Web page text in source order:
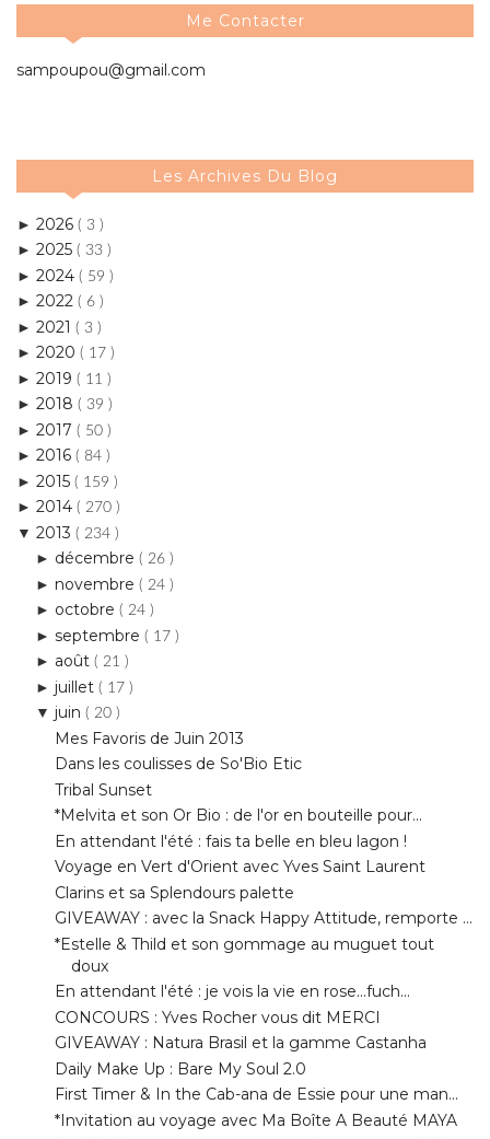
2024
► 2022 ( 6 )
► 2021 ( 3 )
► 2020( 17 )
► 2019 ( 11 )
► 2018( 39 )
► 2017 ( 50 )
► 2016 ( 84 )
► 2015 ( 159 )
► 2014 ( 270 )
▼ 2013 ( 234 )
►décembre
►novembre
►octobre
► septembre ( 17 )
► août( 21 )
► juillet( 17 )
▼ juin( 20 )
Mes Favoris de Juin 2013
Dans les coulisses de So'Bio Etic
Tribal Sunset
*Melvita et son Or Bio : de l'or en bouteille pour...
En attendant l'été : fais ta belle en bleu lagon !
Voyage en Vert d'Orient avec Yves Saint Laurent
Clarins et sa Splendours palette
GIVEAWAY : avec la Snack Happy Attitude, remporte ...
*Estelle & Thild et son gommage au muguet tout
doux
En attendant l'été : je vois la vie en rose...fuch...
CONCOURS : Yves Rocher vous dit MERCI
GIVEAWAY : Natura Brasil et la gamme Castanha
Daily Make Up : Bare My Soul 2.0
First Timer & In the Cab-ana de Essie pour une man...
*Invitation au voyage avec Ma Boîte A Beauté MAYA
GIVEAWAY : gagne ta montre de l'été avec MAREA
*Margaret Dabbs prend soin de mes pieds
Hip-anema de Essie : THE rouge pour cet été !